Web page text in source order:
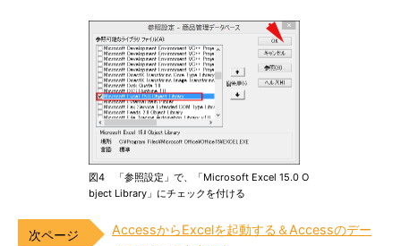
図4 「参照設定」で、「Microsoft Excel 15.0 O
bject Library」にチェックを付ける
AccessからExcelを起動する＆Accessのデー